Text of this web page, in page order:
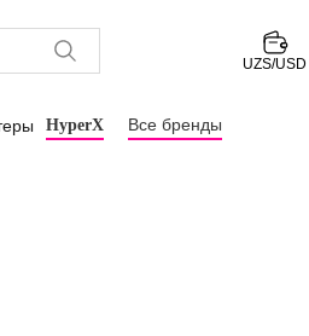
UZS/USD
HyperX Все бренды